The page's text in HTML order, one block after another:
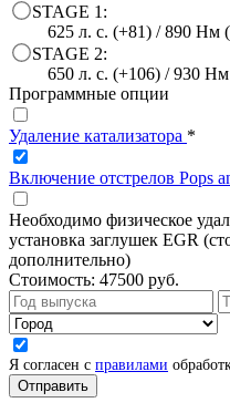
STAGE 1:
625 л. с. (+81) / 890 Нм
STAGE 2:
650 л. с. (+106) / 930
Программные опции
Удаление катализатора *
Включение отстрелов Pops
Необходимо физическое
установка заглушек EGR
дополнительно)
Стоимость: 47500 руб.
Я согласен с правилами